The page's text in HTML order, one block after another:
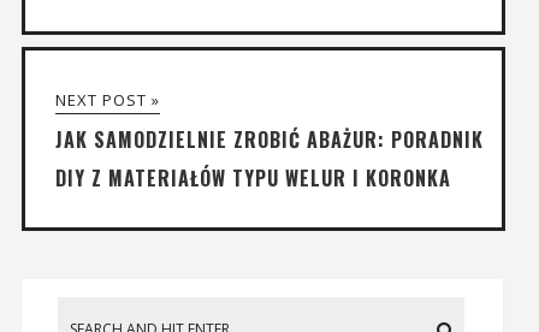
NEXT POST »
JAK SAMODZIELNIE ZROBIĆ ABAŻUR: PORADNIK
DIY Z MATERIAŁÓW TYPU WELUR I KORONKA